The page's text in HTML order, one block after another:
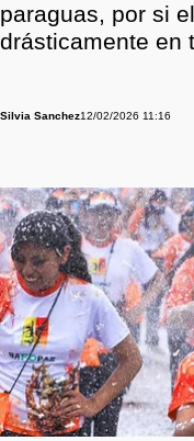
paraguas, por si
drásticamente en
Silvia Sanchez12/02/2026 11:16